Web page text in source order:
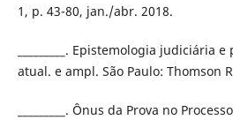
1, p. 43-80, jan./abr. 2018.
_________. Epistemologia judiciária
atual. e ampl. São Paulo: Thomson
_________. Ônus da Prova no